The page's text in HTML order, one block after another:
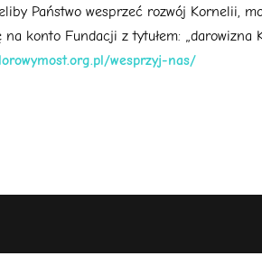
Państwo wesprzeć rozwój Kornelii,
na konto Fundacji z tytułem: „darowizna
wesprzyj-nas/